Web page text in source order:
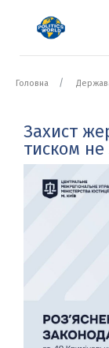
Головна
Захист
тиском